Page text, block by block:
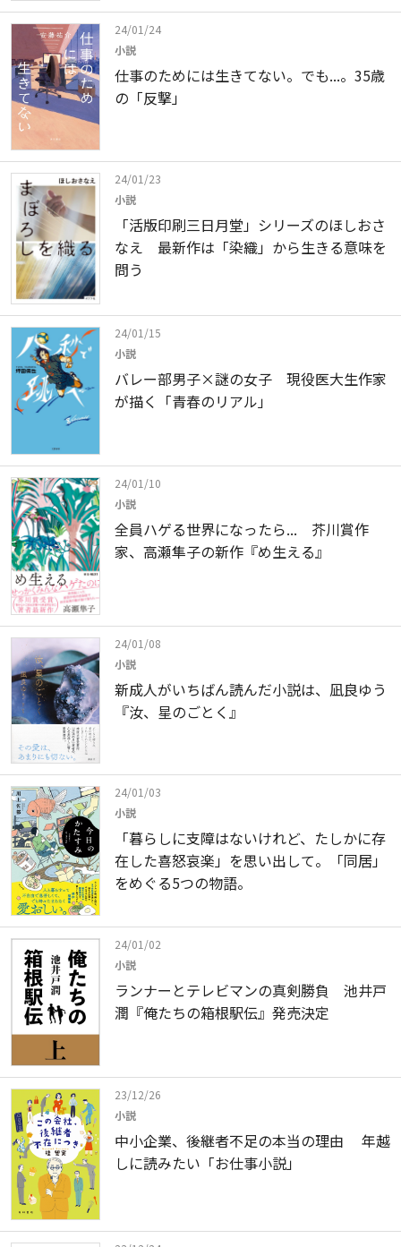
24/01/24
小説
仕事のためには生きてない。でも...。35歳
の「反撃」
24/01/23
小説
「活版印刷三日月堂」シリーズのほしおさ
なえ 最新作は「染織」から生きる意味を
問う
24/01/15
小説
バレー部男子×謎の女子 現役医大生作家
が描く「青春のリアル」
24/01/10
小説
全員ハゲる世界になったら... 芥川賞作
家、高瀬隼子の新作『め生える』
24/01/08
小説
新成人がいちばん読んだ小説は、凪良ゆう
『汝、星のごとく』
24/01/03
小説
「暮らしに支障はないけれど、たしかに存
在した喜怒哀楽」を思い出して。「同居」
をめぐる5つの物語。
24/01/02
小説
ランナーとテレビマンの真剣勝負 池井戸
潤『俺たちの箱根駅伝』発売決定
23/12/26
小説
中小企業、後継者不足の本当の理由 年越
しに読みたい「お仕事小説」